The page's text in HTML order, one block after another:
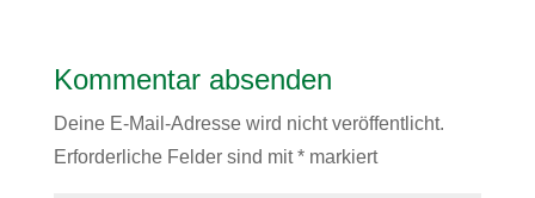
Kommentar absenden
Deine E-Mail-Adresse wird nicht veröffentlicht.
Erforderliche Felder sind mit*markiert